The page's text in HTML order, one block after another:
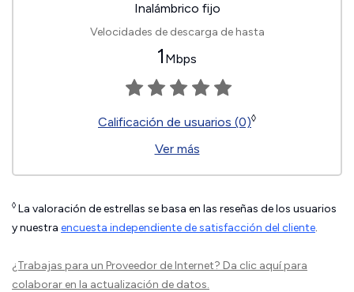
Inalámbrico fijo
Velocidades de descarga de hasta
1 Mbps
Calificación de usuarios (0)◊
Ver más
◊ La valoración de estrellas se basa en las reseñas de los usuarios
y nuestra encuesta independiente de satisfacción del cliente.
¿Trabajas para un Proveedor de Internet? Da clic aquípara
colaborar en la actualización de datos.